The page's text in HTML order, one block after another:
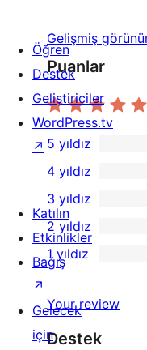
Gelişmiş
Puanlar
2
5
yıldızlı
inceleme
5 yıldız
4
yıldızlı
inceleme
4 yıldız
0
3
yıldızlı
3 yıldız
0
2
inceleme
2 yıldız
0
yıldızlı
inceleme
1 yıldız
Your review
Destek
Öğren
Destek
Geliştiriciler
WordPress.tv
↗
Katılın
Etkinlikler
Bağış
↗
Gelecek
için